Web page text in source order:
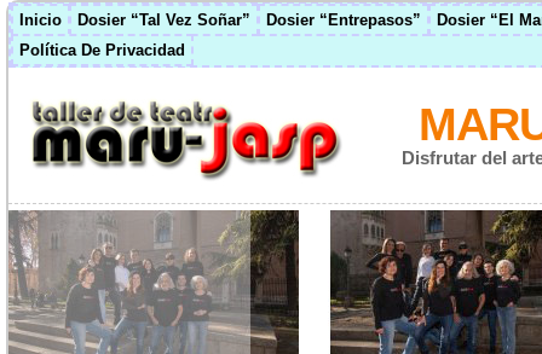
Inicio Dosier “Tal Vez Soñar” Dosier “Entrepasos”
Dosier “El
Política De Privacidad
Disfrutar del